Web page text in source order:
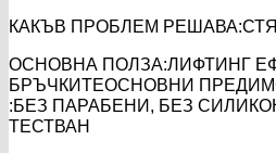
КАКЪВ ПРОБЛЕМ РЕШАВА:
ОСНОВНА ПОЛЗА:ЛИФТИНГ
БРЪЧКИТЕОСНОВНИ
:БЕЗ ПАРАБЕНИ, БЕЗ
ТЕСТВАН